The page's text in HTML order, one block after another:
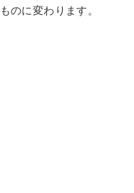
のに変わります。